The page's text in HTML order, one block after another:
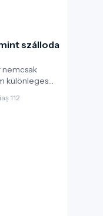
szálloda
különleges
2021–2024
kastély belső
112